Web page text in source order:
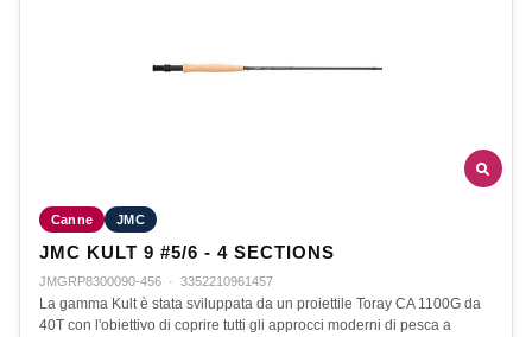
Canne JMC
JMC KULT 9 #5/6 - 4 SECTIONS
JMGRP8300090-456 · 3352210961457
La gamma Kult è stata sviluppata da un proiettile Toray CA 1100G da
40T con l'obiettivo di coprire tutti gli approcci moderni di pesca a